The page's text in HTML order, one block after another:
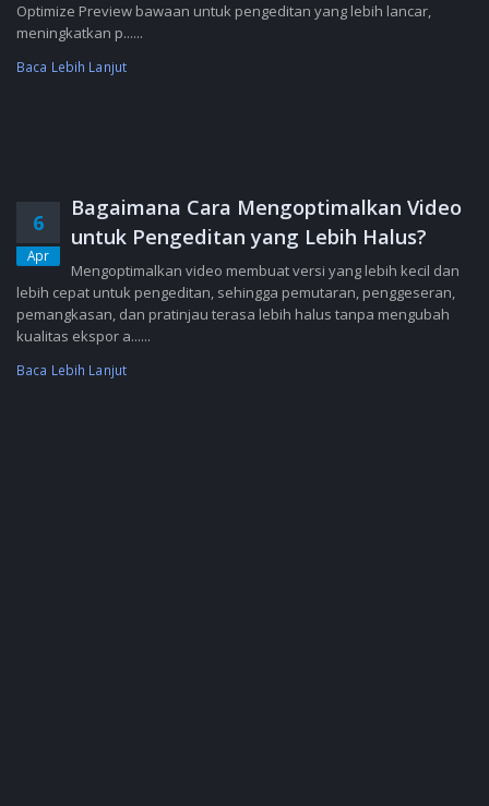
Optimize Preview bawaan untuk pengeditan yang lebih lancar,
meningkatkan p......
Baca Lebih Lanjut
6
Apr
Bagaimana Cara Mengoptimalkan Video
untuk Pengeditan yang Lebih Halus?
Mengoptimalkan video membuat versi yang lebih kecil dan
lebih cepat untuk pengeditan, sehingga pemutaran, penggeseran,
pemangkasan, dan pratinjau terasa lebih halus tanpa mengubah
kualitas ekspor a......
Baca Lebih Lanjut